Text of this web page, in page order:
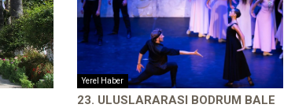
Yerel Haber
23. ULUSLARARASI BODRUM BALE